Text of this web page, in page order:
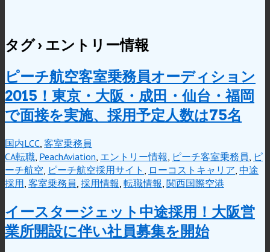
タグ › エントリー情報
ピーチ航空客室乗務員オーディション
2015！東京・大阪・成田・仙台・福岡
で面接を実施、採用予定人数は75名
国内LCC 客室乗務員
CA転職 PeachAviation エントリー情報 ピーチ客室乗務員 ピ
ーチ航空 ピーチ航空採用サイト ローコストキャリア 中途
採用 客室乗務員 採用情報 転職情報 関西国際空港
イースタージェット中途採用！大阪営
業所開設に伴い社員募集を開始